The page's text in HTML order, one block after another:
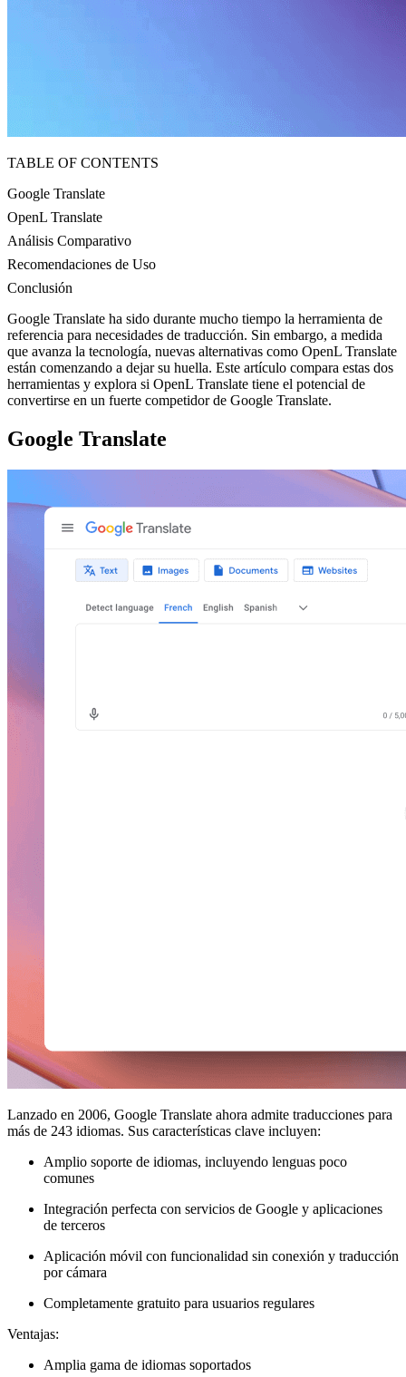
TABLE OF CONTENTS
Google Translate
OpenL Translate
Análisis Comparativo
Recomendaciones de Uso
Conclusión
Google Translate ha sido durante mucho tiempo la herramienta de
referencia para necesidades de traducción. Sin embargo, a medida
que avanza la tecnología, nuevas alternativas como OpenL Translate
están comenzando a dejar su huella. Este artículo compara estas dos
herramientas y explora si OpenL Translate tiene el potencial de
convertirse en un fuerte competidor de Google Translate.
Google Translate
Lanzado en 2006, Google Translate ahora admite traducciones para
más de 243 idiomas. Sus características clave incluyen:
Amplio soporte de idiomas, incluyendo lenguas poco
comunes
Integración perfecta con servicios de Google y aplicaciones
de terceros
Aplicación móvil con funcionalidad sin conexión y traducción
por cámara
Completamente gratuito para usuarios regulares
Ventajas:
Amplia gama de idiomas soportados